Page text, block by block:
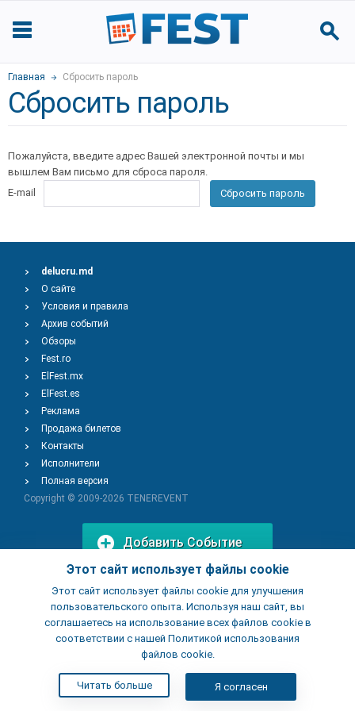
Главная Сбросить пароль
Сбросить пароль
Пожалуйста, введите адрес Вашей электронной почты и мы
вышлем Вам письмо для сброса пароля.
E-mail
Сбросить пароль
Этот сайт использует файлы cookie
Этот сайт использует файлы cookie для улучшения
пользовательского опыта. Используя наш сайт, вы
соглашаетесь на использование всех файлов cookie в
соответствии с нашей Политикой использования
файлов cookie.
Читать больше Я согласен
delucru.md
О сайте
Условия и правила
Архив событий
Обзоры
Fest.ro
ElFest.mx
ElFest.es
Реклама
Продажа билетов
Контакты
Исполнители
Полная версия
Copyright © 2009-2026 TENEREVENT
Добавить Событие
Добавить Заведение